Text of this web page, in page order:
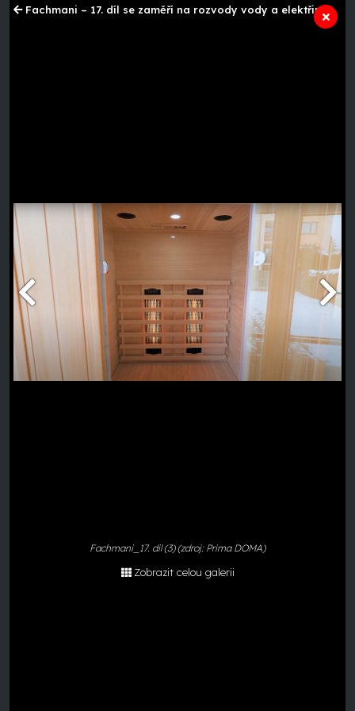
Fachmani – 17. díl se zaměří na rozvody vody a elektřiny
Fachmani_17. dil (3) (zdroj: Prima DOMA)
Zobrazit celou galerii